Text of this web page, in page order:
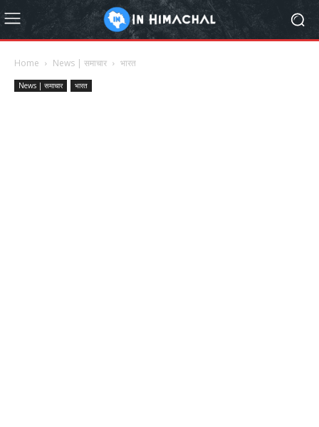
Home News | समाचार भारत
News | समाचार भारत